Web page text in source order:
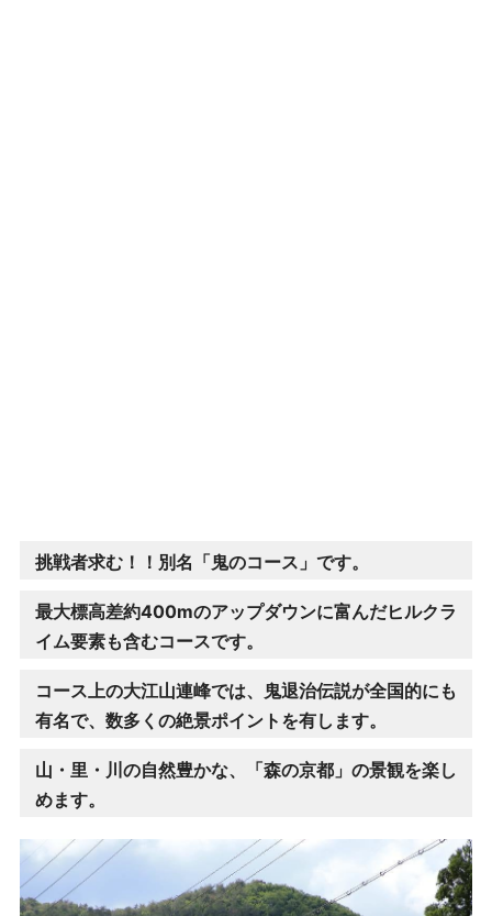
挑戦者求む！！別名「鬼のコース」です。
最大標高差約400mのアップダウンに富んだヒルクラ
イム要素も含むコースです。
コース上の大江山連峰では、鬼退治伝説が全国的にも
有名で、数多くの絶景ポイントを有します。
山・里・川の自然豊かな、「森の京都」の景観を楽し
めます。